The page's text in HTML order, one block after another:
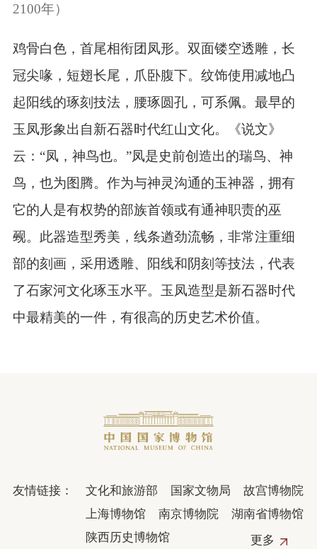
2100年）
鸡骨白色，首尾相衔团凤形。双面镂空透雕，长
冠尖喙，短翅长尾，爪卧腹下。纹饰使用减地凸
起阳线的琢刻技法，腰琢圆孔，可系佩。最早的
玉凤形象出自新石器时代红山文化。《说文》
云：“凤，神鸟也。”凤是史前创造出的瑞鸟、神
鸟，也为图腾。作为与神灵沟通的玉神器，拥有
它的 人是有权势的部族首领或有通神职责的巫
觋。此器造型秀美，线条遒劲流畅，非常注重细
部的刻画，采用透雕、阳线和阴刻等技法，代表
了石家河文化琢玉水平。玉凤造型是新石器时代
中最精美的一件，有很高的历史艺术价值。
友情链接： 文化和旅游部 国家文物局
故宫博物院
上海博物馆
南京博物院
湖南省博物馆
陕西历史博物馆
更多